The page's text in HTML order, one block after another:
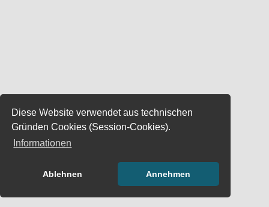
Diese Website verwendet aus technischen
Gründen Cookies (Session-Cookies).
Informationen
Ablehnen Annehmen